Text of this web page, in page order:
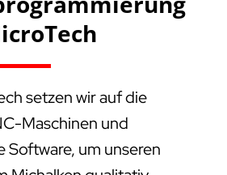
setzen wir auf die
Maschinen und
um unseren